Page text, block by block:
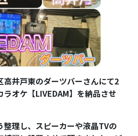
高井戸東のダーツバーさんにて2
ラオケ【LIVEDAM】を納品させ
整理し、スピーカーや液晶TVの